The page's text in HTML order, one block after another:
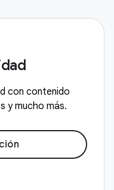
con contenido
y mucho más.